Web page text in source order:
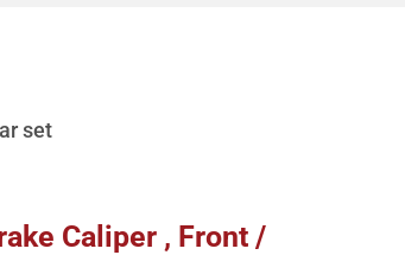
set
Caliper , Front /